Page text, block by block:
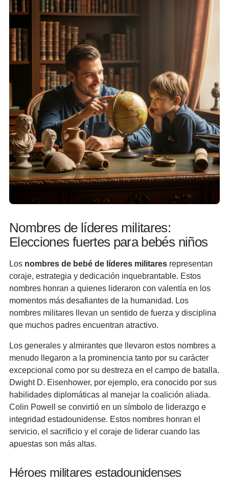
Nombres de líderes militares:
Elecciones fuertes para bebés niños
Los nombres de bebé de líderes militares representan
coraje, estrategia y dedicación inquebrantable. Estos
nombres honran a quienes lideraron con valentía en los
momentos más desafiantes de la humanidad. Los
nombres militares llevan un sentido de fuerza y disciplina
que muchos padres encuentran atractivo.
Los generales y almirantes que llevaron estos nombres a
menudo llegaron a la prominencia tanto por su carácter
excepcional como por su destreza en el campo de batalla.
Dwight D. Eisenhower, por ejemplo, era conocido por sus
habilidades diplomáticas al manejar la coalición aliada.
Colin Powell se convirtió en un símbolo de liderazgo e
integridad estadounidense. Estos nombres honran el
servicio, el sacrificio y el coraje de liderar cuando las
apuestas son más altas.
Héroes militares estadounidenses